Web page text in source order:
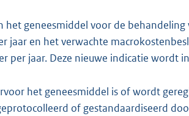
geneesmiddel voor de behandeling
jaar en het verwachte
per jaar. Deze nieuwe indicatie wordt
het geneesmiddel is of wordt
of gestandaardiseerd